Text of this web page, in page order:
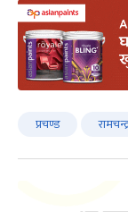
प्रचण्ड